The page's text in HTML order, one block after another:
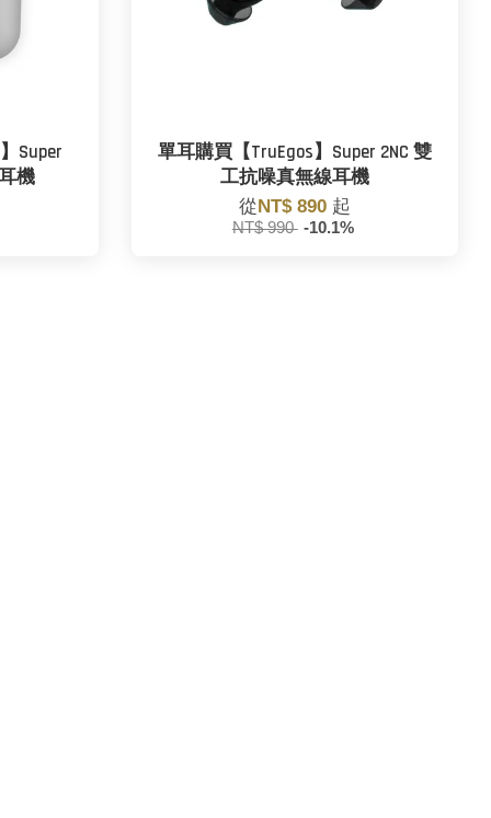
Super
機
單耳購買【TruEgos】Super 2NC 雙
工抗噪真無線耳機
從NT$ 890 起
NT$ 990 -10.1%